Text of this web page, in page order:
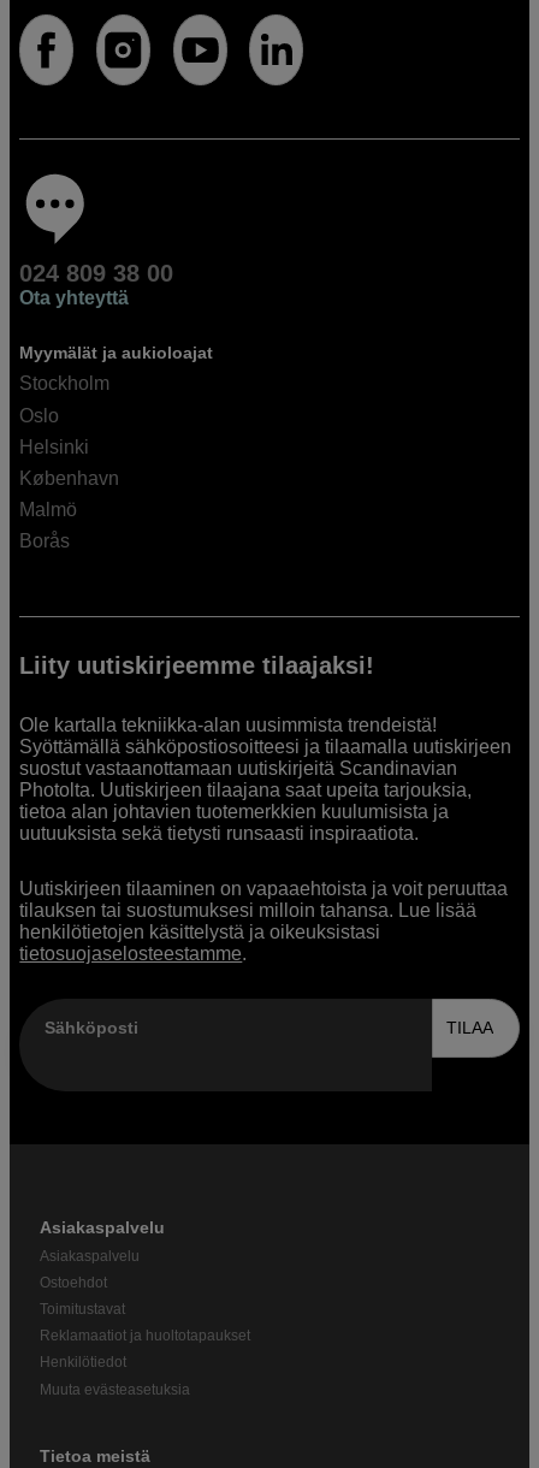
024 809 38 00
Ota yhteyttä
Myymälät ja aukioloajat
Stockholm
Oslo
Helsinki
København
Malmö
Borås
Liity uutiskirjeemme tilaajaksi!
Ole kartalla tekniikka-alan uusimmista trendeistä!
Syöttämällä sähköpostiosoitteesi ja tilaamalla uutiskirjeen
suostut vastaanottamaan uutiskirjeitä Scandinavian
Photolta. Uutiskirjeen tilaajana saat upeita tarjouksia,
tietoa alan johtavien tuotemerkkien kuulumisista ja
uutuuksista sekä tietysti runsaasti inspiraatiota.
Uutiskirjeen tilaaminen on vapaaehtoista ja voit peruuttaa
tilauksen tai suostumuksesi milloin tahansa. Lue lisää
henkilötietojen käsittelystä ja oikeuksistasi
tietosuojaselosteestamme.
Sähköposti TILAA
Asiakaspalvelu
Asiakaspalvelu
Ostoehdot
Toimitustavat
Reklamaatiot ja huoltotapaukset
Henkilötiedot
Muuta evästeasetuksia
Tietoa meistä